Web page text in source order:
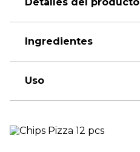
Ingredientes
Uso